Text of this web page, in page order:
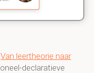
Van leertheorie naar
declaratieve